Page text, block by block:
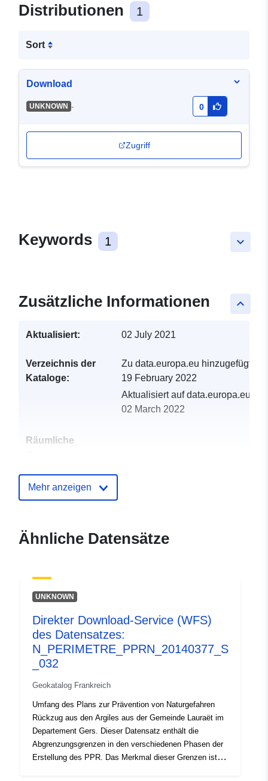
Distributionen 1
Sort
Download
UNKNOWN - 0
Zugriff
keyboard_arrow_down
Keywords 1
keyboard_arrow_up
Zusätzliche Informationen
Aktualisiert: 02 July 2021
Verzeichnis der
Kataloge:
Zu data.europa.eu hinzugefügt:
19 February 2022
Aktualisiert auf data.europa.eu:
02 March 2022
Räumliche
Identifikatoren:
952b-45a8-a658-
45b4-94bc-f535551ad7eb
Typ:
Ressource:
http://inspire.ec.europa.eu/
Mehr anzeigen
Ähnliche Datensätze
UNKNOWN
Direkter Download-Service (WFS)
des Datensatzes:
N_PERIMETRE_PPRN_20140377_S
_032
Geokatalog Frankreich
Umfang des Plans zur Prävention von Naturgefahren
Rückzug aus den Argiles aus der Gemeinde Lauraët im
Departement Gers. Dieser Datensatz enthält die
Abgrenzungsgrenzen in den verschiedenen Phasen der
Erstellung des PPR. Das Merkmal dieser Grenzen ist,